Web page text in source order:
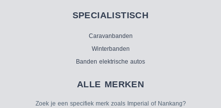
SPECIALISTISCH
Caravanbanden
Winterbanden
Banden elektrische autos
ALLE MERKEN
Zoek je een specifiek merk zoals Imperial of Nankang?